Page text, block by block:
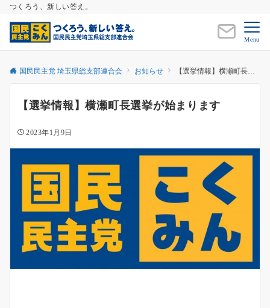
つくろう、新しい答え。
Menu
国民民主党 埼玉県総支部連合会 お知らせ 【選挙情報】横瀬町長選挙が始まります
【選挙情報】横瀬町長選挙が始まります
2023年1月9日